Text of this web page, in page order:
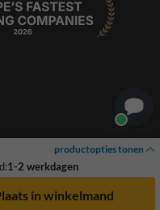
productopties tonen
1-2 werkdagen
voorbehouden.